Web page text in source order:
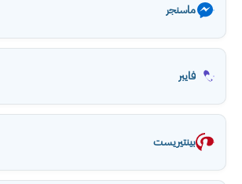
ماسنجر
فايبر
بينتيريست